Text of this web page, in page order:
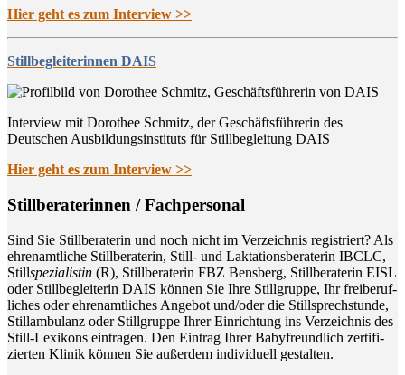
Hier geht es zum Interview >>
Stillbegleiterinnen DAIS
Interview mit Dorothee Schmitz, der Geschäftsführerin des
Deutschen Ausbildungsinstituts für Stillbegleitung DAIS
Hier geht es zum Interview >>
Still­be­ra­te­rin­nen / Fachpersonal
Sind Sie Still­be­ra­te­rin und noch nicht im Ver­zeich­nis regis­triert? Als
ehren­amt­li­che Still­be­ra­te­rin, Still- und Lak­ta­ti­ons­be­ra­te­rin IBCLC,
Stillspe­zia­lis­tin (R), Still­be­ra­te­rin FBZ Bens­berg, Still­be­ra­te­rin EISL
oder Still­be­glei­te­rin DAIS kön­nen Sie Ihre Still­grup­pe, Ihr frei­be­ruf­
li­ches oder ehren­amt­li­ches Ange­bot und/oder die Still­sprech­stun­de,
Still­am­bu­lanz oder Still­grup­pe Ihrer Ein­rich­tung ins Ver­zeich­nis des
Still-Lexi­kons ein­tra­gen. Den Ein­trag Ihrer Baby­freund­lich zer­ti­fi­
zier­ten Kli­nik kön­nen Sie außer­dem indi­vi­du­ell gestalten.